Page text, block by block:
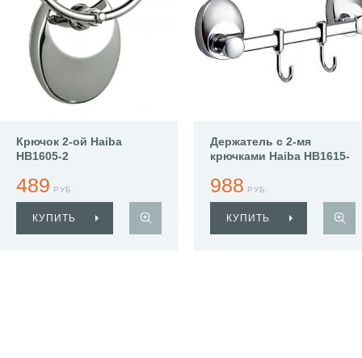
Крючок 2-ой Haiba
HB1605-2
489 РУБ.
КУПИТЬ
Держатель с 2-мя
крючками Haiba HB1615-
988 РУБ.
КУПИТЬ